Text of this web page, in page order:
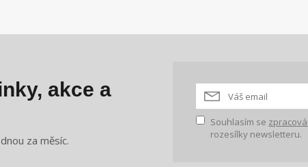
akce a
za měsíc.
Souhlasím se
rozesílky newsletteru.